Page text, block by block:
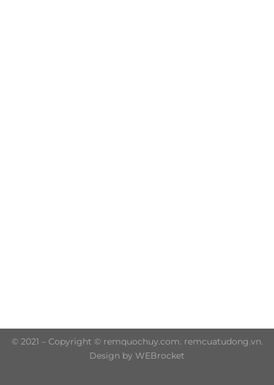
© 2021 – Copyright © remquochuy.com. remcuatudong.vn.
Design by WEBrocket